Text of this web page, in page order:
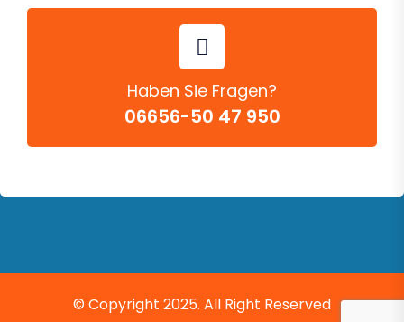
Haben Sie Fragen?
06656-50 47 950
© Copyright 2025. All Right Reserved